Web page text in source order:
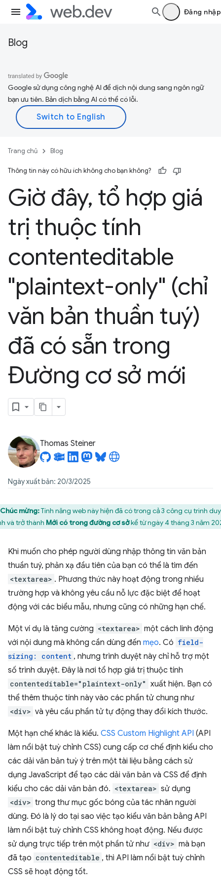
Đăng nhập
Blog
Google sử dụng công nghệ AI để dịch nội dung sang ngôn ngữ
bạn ưu tiên. Bản dịch bằng AI có thể có lỗi.
Trang chủ Blog
Thông tin này có hữu ích không cho bạn không?
Giờ đây, tổ hợp giá
trị thuộc tính
contenteditable
"plaintext-only" (chỉ
văn bản thuần tuý)
đã có sẵn trong
Đường cơ sở mới
Thomas Steiner
Ngày xuất bản: 20/3/2025
Chúc mừng:Tính năng web này hiện đã có trong cả 3 công cụ trình
và trở thành Mới có trong đường cơ sởkể từ ngày 4 tháng 3 năm
Khi muốn cho phép người dùng nhập thông tin văn bản
thuần tuý, phản xạ đầu tiên của bạn có thể là tìm đến
<textarea> . Phương thức này hoạt động trong nhiều
trường hợp và không yêu cầu nỗ lực đặc biệt để hoạt
động với các biểu mẫu, nhưng cũng có những hạn chế.
Một ví dụ là tăng cường <textarea> một cách linh động
với nội dung mà không cần dùng đến mẹo. Có field-
sizing: content , nhưng trình duyệt này chỉ hỗ trợ một
số trình duyệt. Đây là nơi tổ hợp giá trị thuộc tính
contenteditable="plaintext-only" xuất hiện. Bạn có
thể thêm thuộc tính này vào các phần tử chung như
<div> và yêu cầu phần tử tự động thay đổi kích thước.
Một hạn chế khác là kiểu. CSS Custom Highlight API (API
làm nổi bật tuỳ chỉnh CSS) cung cấp cơ chế định kiểu cho
các dải văn bản tuỳ ý trên một tài liệu bằng cách sử
dụng JavaScript để tạo các dải văn bản và CSS để định
kiểu cho các dải văn bản đó. <textarea> sử dụng
<div> trong thư mục gốc bóng của tác nhân người
dùng. Đó là lý do tại sao việc tạo kiểu văn bản bằng API
làm nổi bật tuỳ chỉnh CSS không hoạt động. Nếu được
sử dụng trực tiếp trên một phần tử như <div> mà bạn
đã tạo contenteditable , thì API làm nổi bật tuỳ chỉnh
CSS sẽ hoạt động tốt.